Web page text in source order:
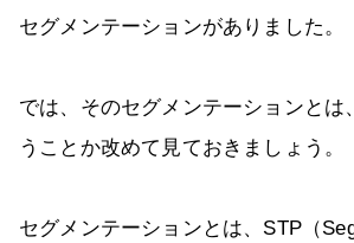
セグメンテーションがありました。
では、そのセグメンテーションとは
うことか改めて見ておきましょう。
セグメンテーションとは、STP（